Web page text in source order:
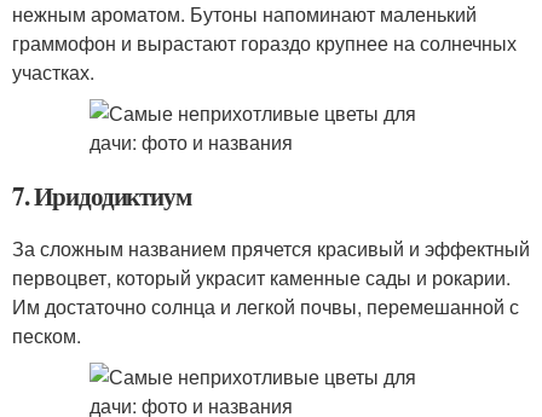
нежным ароматом. Бутоны напоминают маленький
граммофон и вырастают гораздо крупнее на солнечных
участках.
7. Иридодиктиум
За сложным названием прячется красивый и эффектный
первоцвет, который украсит каменные сады и рокарии.
Им достаточно солнца и легкой почвы, перемешанной с
песком.